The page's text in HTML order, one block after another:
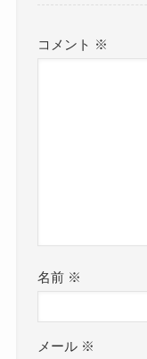
コメント ※
名前 ※
メール ※